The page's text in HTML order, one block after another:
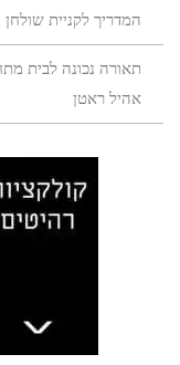
המדריך לקניית
תאורה נכונה לבית
אהיל ראטן